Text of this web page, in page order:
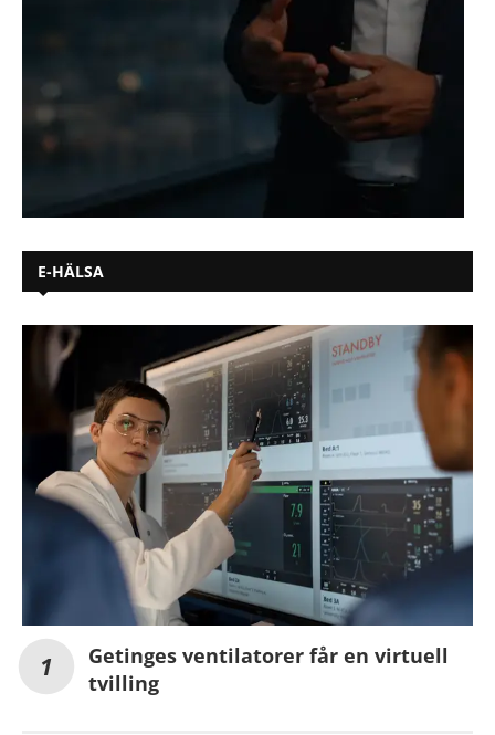
E-HÄLSA
Getinges ventilatorer får en virtuell
tvilling